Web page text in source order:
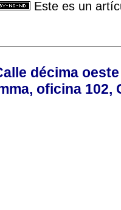
Este es un
décima
oficina 102,